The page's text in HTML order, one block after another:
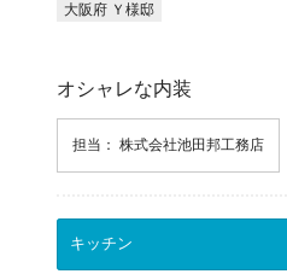
大阪府 Ｙ様邸
オシャレな内装
担当： 株式会社池田邦工務店